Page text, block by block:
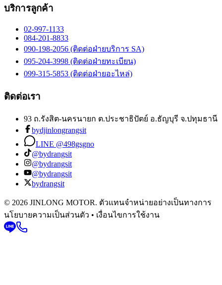
บริการลูกค้า
02-997-1133
084-201-8833
090-198-2056 (ติดต่อฝ่ายบริการ SA)
095-204-3998 (ติดต่อฝ่ายทะเบียน)
099-315-5853 (ติดต่อฝ่ายอะไหล่)
ติดต่อเรา
93 ถ.รังสิต-นครนายก ต.ประชาธิปัตย์ อ.ธัญบุรี จ.ปทุมธานี
bydjinlongrangsit
LINE @498gsgno
@bydrangsit
@bydrangsit
@bydrangsit
bydrangsit
© 2026 JINLONG MOTOR. ตัวแทนจำหน่ายอย่างเป็นทางการ
นโยบายความเป็นส่วนตัว • เงื่อนไขการใช้งาน